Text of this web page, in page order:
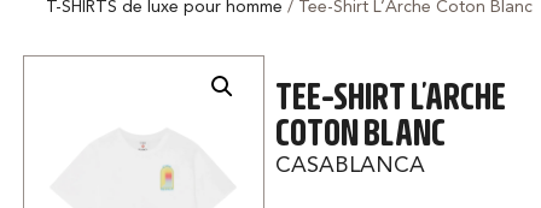
T-SHIRTS de luxe pour homme / Tee-Shirt L’Arche Coton Blanc
TEE-SHIRT L’ARCHE
COTON BLANC
CASABLANCA